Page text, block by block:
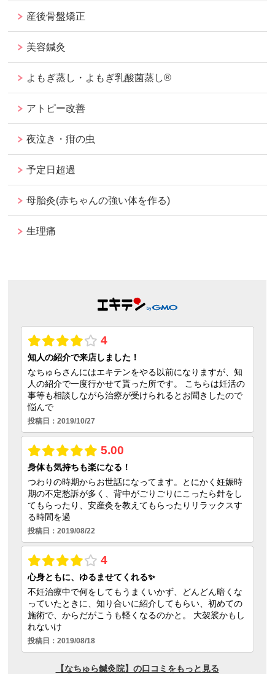
産後骨盤矯正
美容鍼灸
よもぎ蒸し・よもぎ乳酸菌蒸し®︎
アトピー改善
夜泣き・疳の虫
予定日超過
母胎灸(赤ちゃんの強い体を作る)
生理痛